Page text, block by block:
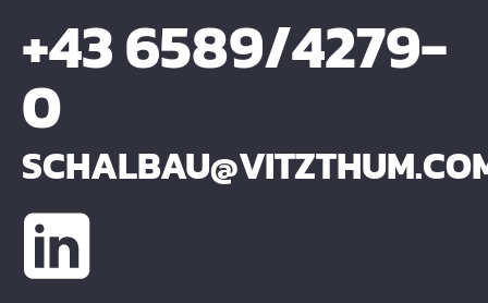
+43 6589/4279-
0